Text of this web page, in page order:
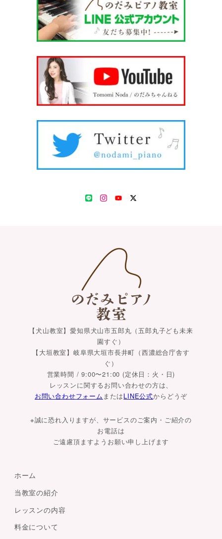
LINEInstagram
YouTube
【犬山教室】愛知県犬山市五郎丸（五郎丸子ども未来
園すぐ）
【大垣教室】岐阜県大垣市長井町（西濃総合庁舎す
ぐ）
営業時間 / 9:00〜21:00 (定休日：火・日)
レッスンに関するお問い合わせの方は、
お問い合わせフォーム またはLINE公式からどうぞ
※誠に恐れ入りますが、サービスのご案内・ご紹介の
お電話は
ご遠慮頂ますようお願い申し上げます
ホーム
当教室の紹介
レッスンの内容
料金について